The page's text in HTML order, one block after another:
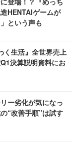
HENTAIゲームが
という声も
く生活』全世界売上
決算説明資料にお
ー劣化が気になっ
“改善手順”は試す